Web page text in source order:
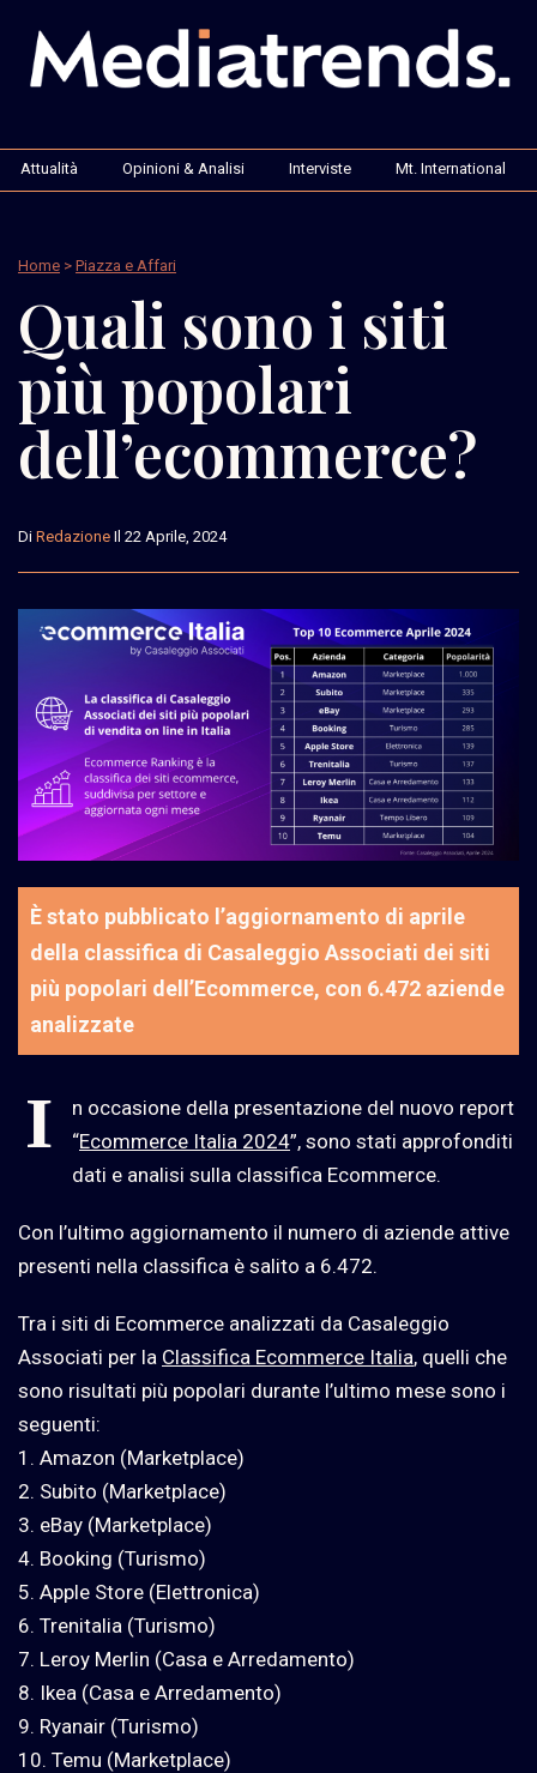
Attualità Opinioni & Analisi Interviste Mt. International
Home > Piazza e Affari
Quali sono i siti
più popolari
dell’ecommerce?
Di Redazione Il 22 Aprile, 2024
È stato pubblicato l’aggiornamento di aprile
della classifica di Casaleggio Associati dei siti
più popolari dell’Ecommerce, con 6.472 aziende
analizzate
I
n occasione della presentazione del nuovo report
“Ecommerce Italia 2024”, sono stati approfonditi
dati e analisi sulla classifica Ecommerce.
Con l’ultimo aggiornamento il numero di aziende attive
presenti nella classifica è salito a 6.472.
Tra i siti di Ecommerce analizzati da Casaleggio
Associati per la Classifica Ecommerce Italia, quelli che
sono risultati più popolari durante l’ultimo mese sono i
seguenti:
1. Amazon (Marketplace)
2. Subito (Marketplace)
3. eBay (Marketplace)
4. Booking (Turismo)
5. Apple Store (Elettronica)
6. Trenitalia (Turismo)
7. Leroy Merlin (Casa e Arredamento)
8. Ikea (Casa e Arredamento)
9. Ryanair (Turismo)
10. Temu (Marketplace)